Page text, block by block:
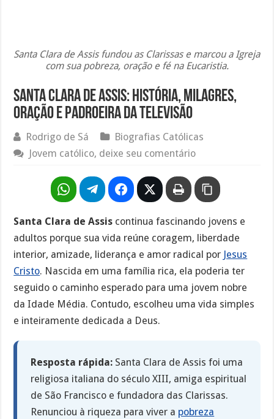
Santa Clara de Assis fundou as Clarissas e marcou a Igreja
com sua pobreza, oração e fé na Eucaristia.
Santa Clara de Assis: História, Milagres,
Oração e Padroeira da Televisão
Rodrigo de Sá
Biografias Católicas
Jovem católico, deixe seu comentário
Santa Clara de Assis continua fascinando jovens e
adultos porque sua vida reúne coragem, liberdade
interior, amizade, liderança e amor radical por Jesus
Cristo. Nascida em uma família rica, ela poderia ter
seguido o caminho esperado para uma jovem nobre
da Idade Média. Contudo, escolheu uma vida simples
e inteiramente dedicada a Deus.
Resposta rápida: Santa Clara de Assis foi uma
religiosa italiana do século XIII, amiga espiritual
de São Francisco e fundadora das Clarissas.
Renunciou à riqueza para viver a pobreza